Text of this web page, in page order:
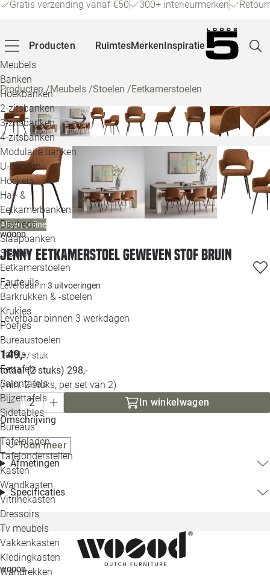
Gratis verzending vanaf €50 300+ interieurmerken
Producten
Meubels
Banken
Hoekbanken
2-zitsbanken
3-zitsbanken
4-zitsbanken
Modulaire banken
U-banken
Hockers
Hal- &
Eetkamerbanken
Daybeds
Slaapbanken
Stoelen
Eetkamerstoelen
Fauteuils
Barkrukken & -stoelen
Krukjes
Poefjes
Bureaustoelen
Tafels
Eettafels
Salontafels
Bijzettafels
Sidetables
Bureaus
Tafelbladen
Tafelonderstellen
Kasten
Wandkasten
Vitrinekasten
Dressoirs
Tv meubels
Vakkenkasten
Kledingkasten
Wandrekken
RuimtesMerkenInspiratie
Producten/Meubels /Stoelen /Eetkamerstoelen
Alleen online
WOOOD
Jenny eetkamerstoel geweven stof bruin
Leverbaar in 3 uitvoeringen
Leverbaar binnen 3 werkdagen
149,-/ stuk
totaal (2 stuks) 298,-
(min. 2 stuks, per set van 2)
In winkelwagen
Omschrijving
Toon meer
Afmetingen
Specificaties
WOOOD